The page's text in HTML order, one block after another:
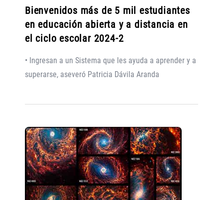
Bienvenidos más de 5 mil estudiantes
en educación abierta y a distancia en
el ciclo escolar 2024-2
• Ingresan a un Sistema que les ayuda a aprender y a
superarse, aseveró Patricia Dávila Aranda